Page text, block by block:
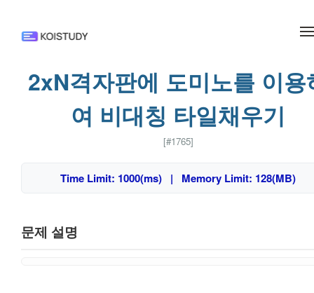
2xN격자판에 도미노를 이용
여 비대칭 타일채우기
[#1765]
Time Limit: 1000(ms) | Memory Limit: 128(MB)
문제 설명